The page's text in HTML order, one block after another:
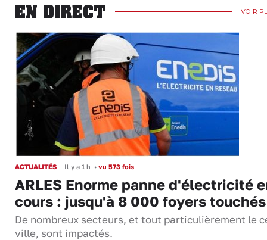
EN DIRECT VOIR
ACTUALITÉS Il y a 1 h • vu 573 fois
ARLES Enorme panne d'électricité
cours : jusqu'à 8 000 foyers touchés
De nombreux secteurs, et tout particulièrement le
ville, sont impactés.